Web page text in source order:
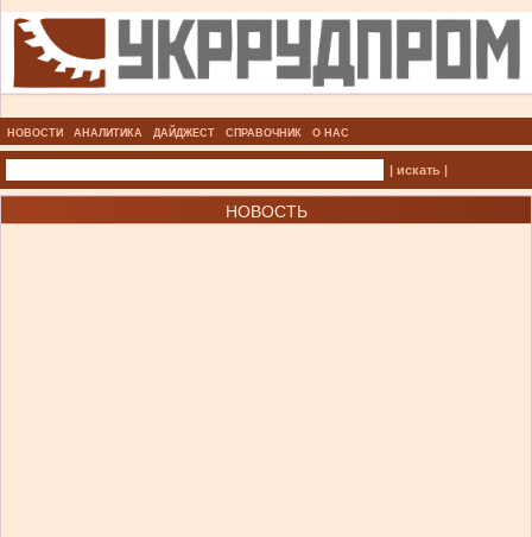
НОВОСТИ АНАЛИТИКА ДАЙДЖЕСТ СПРАВОЧНИК О НАС
| искать |
НОВОСТЬ